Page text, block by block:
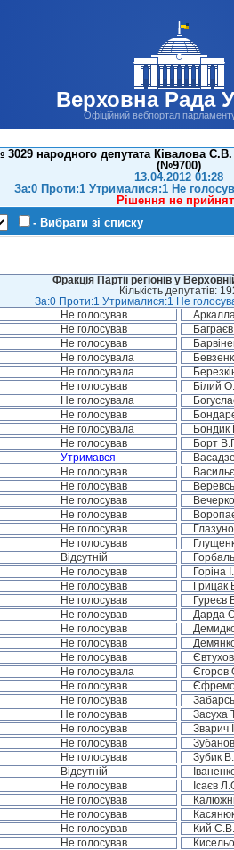
Верховна Рада
Офіційний вебпортал
народного депутата Ківалова
(№9700)
13.04.2012 01:28
За:0 Проти:1 Утрималися:1 Не
Рішення не
- Вибрати зі списку
Фракція Партії регіонів у
Кількість депутатів:
За:0 Проти:1 Утрималися:1 Не
Не голосував
Не голосував
Не голосував
Не голосувала
Не голосувала
Не голосував Білий
Не голосувала
Не голосував
Не голосувала Бондик
Не голосував Борт
Утримався
Не голосував
Не голосував
Не голосував
Не голосував
Не голосував
Не голосував
Відсутній
Не голосував Горіна
Не голосував Грицак
Не голосував Гуреєв
Не голосував Дарда
Не голосував
Не голосував
Не голосував
Не голосувала Єгоров
Не голосував
Не голосував
Не голосував Засуха
Не голосував Зварич
Не голосував
Не голосував Зубик
Відсутній
Не голосував Ісаєв
Не голосував
Не голосував
Не голосував Кий С.В.
Не голосував